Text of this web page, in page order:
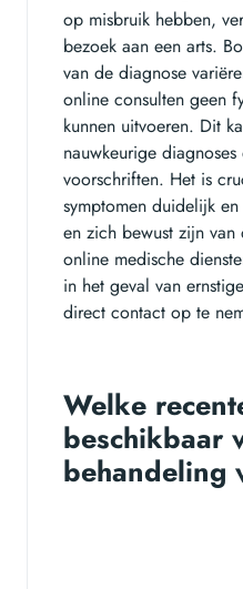
op misbruik hebben,
bezoek aan een arts.
van de diagnose
online consulten geen
kunnen uitvoeren. Dit
nauwkeurige
voorschriften. Het is
symptomen duidelijk
en zich bewust zijn
online medische
in het geval van
direct contact op te
Welke
beschikbaar
behandeling